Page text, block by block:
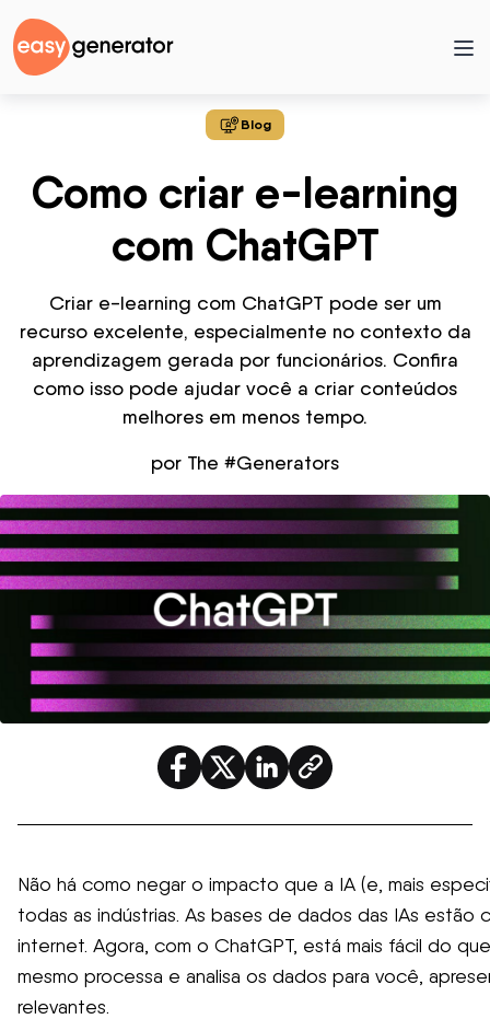
Blog
Como criar e-learning
com ChatGPT
Criar e-learning com ChatGPT pode ser um
recurso excelente, especialmente no contexto da
aprendizagem gerada por funcionários. Confira
como isso pode ajudar você a criar conteúdos
melhores em menos tempo.
por The #Generators
Não há como negar o impacto que a IA (e, mais
todas as indústrias. As bases de dados das IAs
internet. Agora, com o ChatGPT, está mais fácil do
mesmo processa e analisa os dados para você,
relevantes.